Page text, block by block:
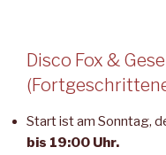
Disco Fox &
Start ist am Sonntag,
bis 19:00 Uhr.